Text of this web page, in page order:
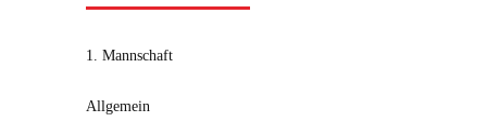
1. Mannschaft
Allgemein